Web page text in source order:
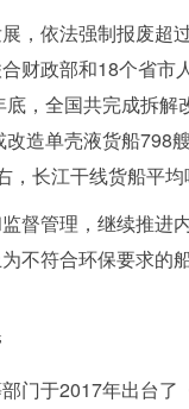
，依法强制报废超
财政部和18个省
，全国共完成拆
造单壳液货船
， 长江干线货船平均
督管理，继续推
不符合环保要求
部门于2017年出台了